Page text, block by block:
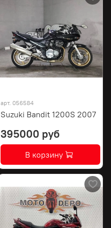
арт. 056584
Suzuki Bandit 1200S 2007
395000 руб
В корзину